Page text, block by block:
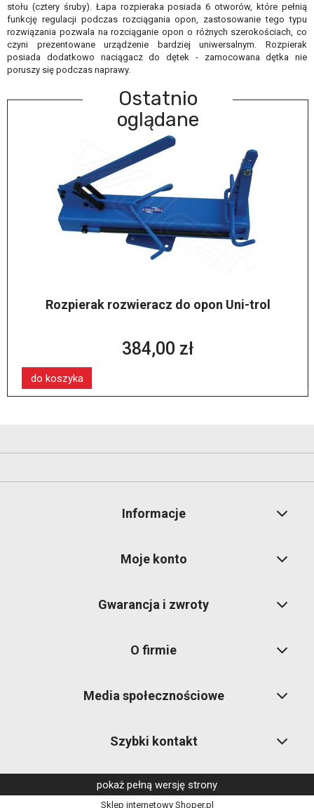
stołu (cztery śruby). Łapa rozpieraka posiada 6 otworów, które pełnią
funkcję regulacji podczas rozciągania opon, zastosowanie tego typu
rozwiązania pozwala na rozciąganie opon o różnych szerokościach, co
czyni prezentowane urządzenie bardziej uniwersalnym. Rozpierak
posiada dodatkowo naciągacz do dętek - zamocowana dętka nie
poruszy się podczas naprawy.
Ostatnio
oglądane
Rozpierak rozwieracz do opon Uni-trol
384,00 zł
do koszyka
Informacje
Moje konto
Gwarancja i zwroty
O firmie
Media społecznościowe
Szybki kontakt
pokaż pełną wersję strony
Sklep internetowy Shoper.pl